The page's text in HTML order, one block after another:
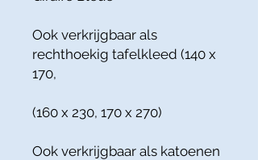
Ook verkrijgbaar als
rechthoekig tafelkleed (140 x
170,
(160 x 230, 170 x 270)
Ook verkrijgbaar als katoenen